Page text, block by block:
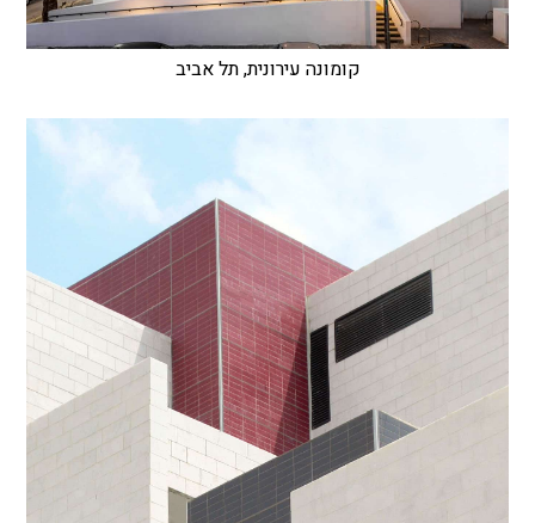
קומונה עירונית, תל אביב